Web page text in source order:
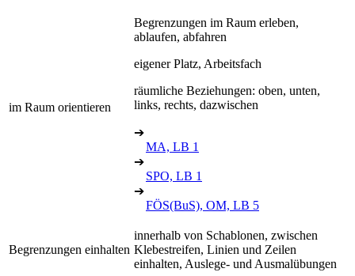
im Raum orientieren
Begrenzungen im Raum erleben,
ablaufen, abfahren
eigener Platz, Arbeitsfach
räumliche Beziehungen: oben, unten,
links, rechts, dazwischen
➔
MA, LB 1
➔
SPO, LB 1
➔
FÖS(BuS), OM, LB 5
Begrenzungen einhalten
innerhalb von Schablonen, zwischen
Klebestreifen, Linien und Zeilen
einhalten, Auslege- und Ausmalübungen